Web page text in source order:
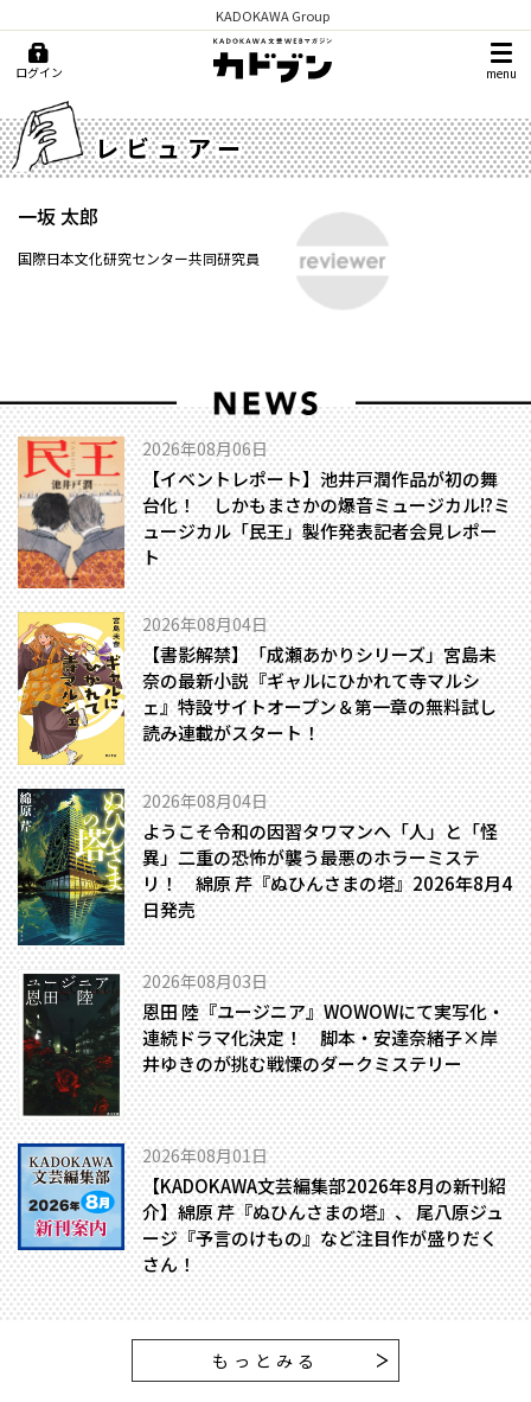
KADOKAWA Group
ログイン menu
レビュアー
一坂 太郎
国際日本文化研究センター共同研究員
2026年08月06日
【イベントレポート】池井戸潤作品が初の舞
台化！ しかもまさかの爆音ミュージカル!?――ミ
ュージカル「民王」製作発表記者会見レポー
ト
2026年08月04日
【書影解禁】「成瀬あかりシリーズ」宮島未
奈の最新小説『ギャルにひかれて寺マルシ
ェ』特設サイトオープン＆第一章の無料試し
読み連載がスタート！
2026年08月04日
ようこそ令和の因習タワマンへ――「人」と「怪
異」二重の恐怖が襲う最悪のホラーミステ
リ！ 綿原 芹『ぬひんさまの塔』2026年8月4
日発売
2026年08月03日
恩田 陸『ユージニア』WOWOWにて実写化・
連続ドラマ化決定！ 脚本・安達奈緒子×岸
井ゆきのが挑む戦慄のダークミステリー
2026年08月01日
【KADOKAWA文芸編集部2026年8月の新刊紹
介】綿原 芹『ぬひんさまの塔』、 尾八原ジュ
ージ『予言のけもの』など注目作が盛りだく
さん！
もっとみる